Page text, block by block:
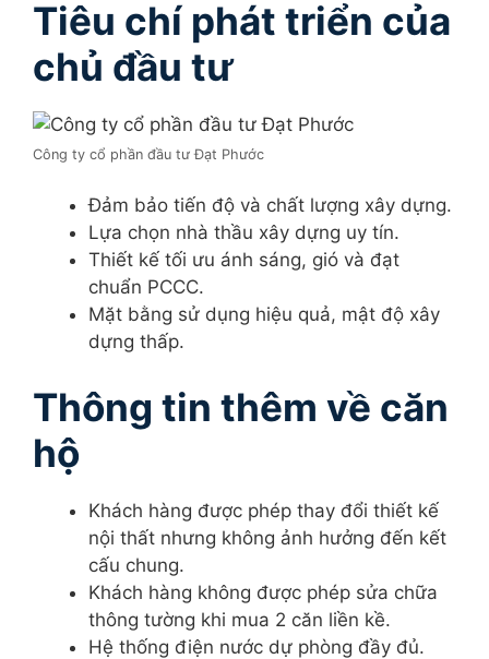
Tiêu chí phát triển của
chủ đầu tư
Công ty cổ phần đầu tư Đạt Phước
Đảm bảo tiến độ và chất lượng xây dựng.
Lựa chọn nhà thầu xây dựng uy tín.
Thiết kế tối ưu ánh sáng, gió và đạt
chuẩn PCCC.
Mặt bằng sử dụng hiệu quả, mật độ xây
dựng thấp.
Thông tin thêm về căn
hộ
Khách hàng được phép thay đổi thiết kế
nội thất nhưng không ảnh hưởng đến kết
cấu chung.
Khách hàng không được phép sửa chữa
thông tường khi mua 2 căn liền kề.
Hệ thống điện nước dự phòng đầy đủ.